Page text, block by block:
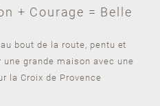
+ Courage = Belle
bout de la route, pentu et
une grande maison avec une
la Croix de Provence